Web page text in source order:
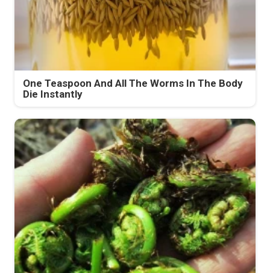
One Teaspoon And All The Worms In The Body
Die Instantly